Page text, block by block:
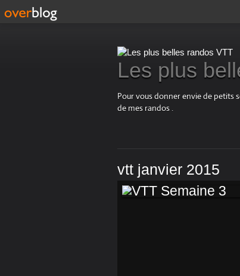
Les plus
Pour vous donner envie de petits
de mes randos .
vtt janvier 2015